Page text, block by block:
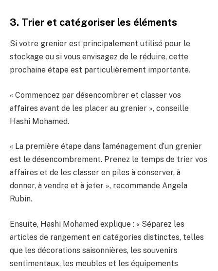
3. Trier et catégoriser les éléments
Si votre grenier est principalement utilisé pour le
stockage ou si vous envisagez de le réduire, cette
prochaine étape est particulièrement importante.
« Commencez par désencombrer et classer vos
affaires avant de les placer au grenier », conseille
Hashi Mohamed.
« La première étape dans l’aménagement d’un grenier
est le désencombrement. Prenez le temps de trier vos
affaires et de les classer en piles à conserver, à
donner, à vendre et à jeter », recommande Angela
Rubin.
Ensuite, Hashi Mohamed explique : « Séparez les
articles de rangement en catégories distinctes, telles
que les décorations saisonnières, les souvenirs
sentimentaux, les meubles et les équipements